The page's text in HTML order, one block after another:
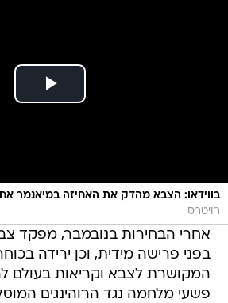
בווידאו: הצבא מהדק את האחיזה במיאנמר
רויטרס
אחרי הבחירות בנובמבר, מפקד
בפני פרישה מידית, וכן ירידה
המקושרת לצבא וקריאות בעולם
פשעי מלחמה נגד הרוהינגים